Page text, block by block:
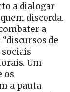
a dialogar
discorda.
a
de
Um
os
a pauta